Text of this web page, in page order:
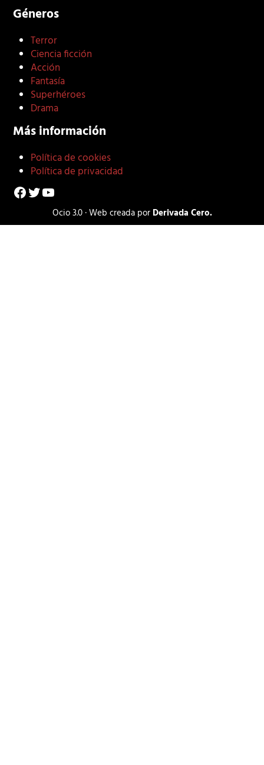
Géneros
Terror
Ciencia ficción
Acción
Fantasía
Superhéroes
Drama
Más información
Política de cookies
Política de privacidad
Facebook
Twitter
YouTube
Ocio 3.0 · Web creada por Derivada Cero.